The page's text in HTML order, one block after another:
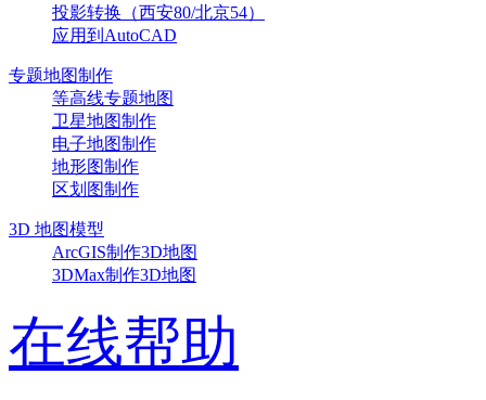
投影转换（西安80/北京54）
应用到AutoCAD
专题地图制作
等高线专题地图
卫星地图制作
电子地图制作
地形图制作
区划图制作
3D 地图模型
ArcGIS制作3D地图
3DMax制作3D地图
在线帮助